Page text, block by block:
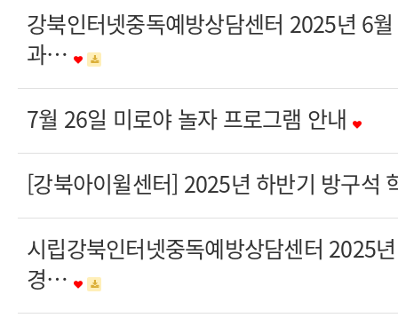
강북인터넷중독예방상담센터 2025년 6
과…
7월 26일 미로야 놀자 프로그램 안내
[강북아이윌센터] 2025년 하반기 방구
시립강북인터넷중독예방상담센터 2025
경…